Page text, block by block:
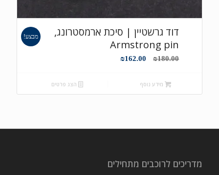
דוד גרשטיין | סיכת ארמסטרונג,
Armstrong pin
₪180.00
המחיר
₪162.00 המחיר
מבצע!
מידע נוסף הצג פרטים
מדריכים לרוכבים מתחילים